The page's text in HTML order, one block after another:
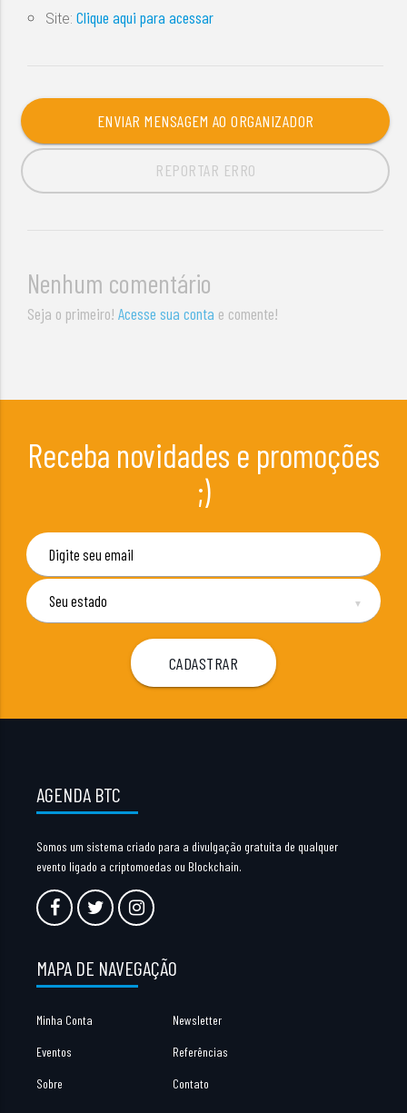
Site:Clique aqui para acessar
ENVIAR MENSAGEM AO ORGANIZADOR
REPORTAR ERRO
Nenhum comentário
Seja o primeiro!Acesse sua conta e comente!
Receba novidades e promoções
;)
▼
AGENDA BTC
Somos um sistema criado para a divulgação gratuita de qualquer
evento ligado a criptomoedas ou Blockchain.
MAPA DE NAVEGAÇÃO
Minha Conta Newsletter
Eventos Referências
Sobre Contato